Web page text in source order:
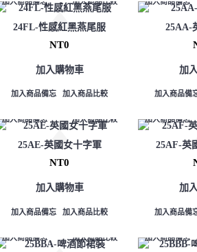
24FL-性感紅黑燕尾服
NT0
加入購物車
加入商品備忘 加入商品比較
25AA-
加
加入商品備
加入商品備忘 加入商品比較
25AE-英國女十字軍
NT0
加入購物車
加入商品備忘 加入商品比較
加入商品備忘
25AF-英
加
加入商品備
加入商品備忘 加入商品比較 加入商品備忘